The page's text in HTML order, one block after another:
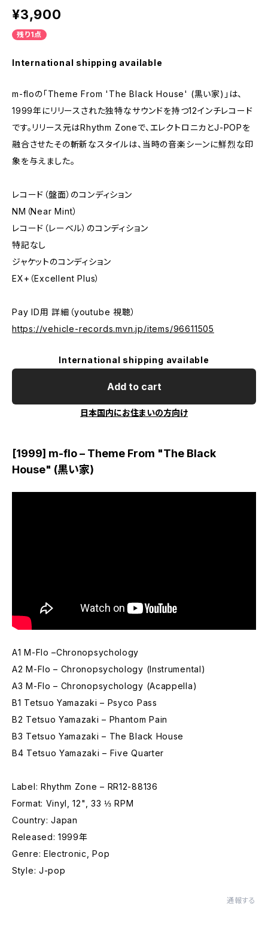
¥3,900
残り1点
International shipping available
m-floの「Theme From 'The Black House' (黒い家)」は、
1999年にリリースされた独特なサウンドを持つ12インチレコード
です。リリース元はRhythm Zoneで、エレクトロニカとJ-POPを
融合させたその斬新なスタイルは、当時の音楽シーンに鮮烈な印
象を与えました。
レコード（盤面）のコンディション
NM（Near Mint）
レコード（レーベル）のコンディション
特記なし
ジャケットのコンディション
EX+（Excellent Plus）
Pay ID用 詳細（youtube 視聴）
https://vehicle-records.mvn.jp/items/96611505
International shipping available
Add to cart
日本国内にお住まいの方向け
[1999] m-flo – Theme From "The Black
House" (黒い家)
A1 M-Flo –Chronopsychology
A2 M-Flo – Chronopsychology (Instrumental)
A3 M-Flo – Chronopsychology (Acappella)
B1 Tetsuo Yamazaki – Psyco Pass
B2 Tetsuo Yamazaki – Phantom Pain
B3 Tetsuo Yamazaki – The Black House
B4 Tetsuo Yamazaki – Five Quarter
Label: Rhythm Zone – RR12-88136
Format: Vinyl, 12", 33 ⅓ RPM
Country: Japan
Released: 1999年
Genre: Electronic, Pop
Style: J-pop
通報する